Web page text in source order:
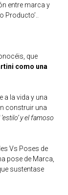
entre marca y
que
como una
a la vida y una
construir una
‘estilo’ y el famoso
Vs Poses de
pose de Marca,
sustentase